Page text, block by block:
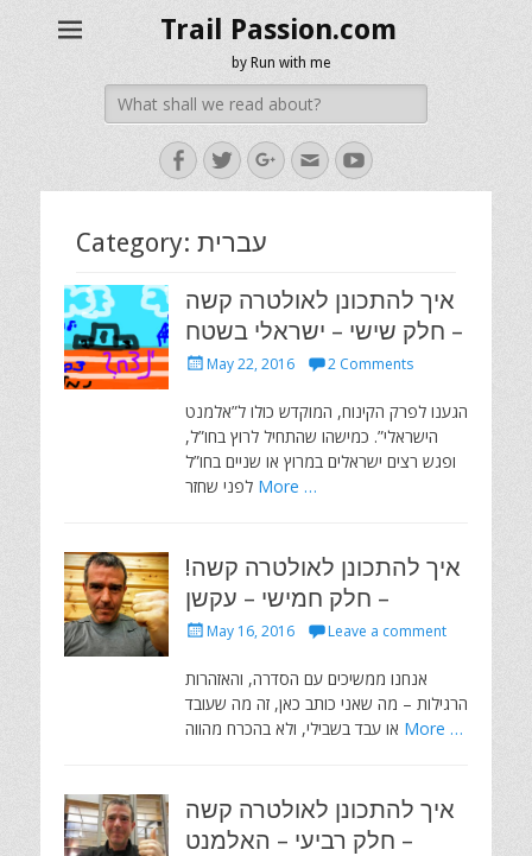
Trail Passion.com
by Run with me
Search
for:
Facebook
TwitterGoogleplus
EmailYouTube
Category: עברית
איך להתכונן לאולטרה קשה
– חלק שישי – ישראלי בשטח
PostedMay 22, 2016 2 Comments
הגענו לפרק הקינוח, המוקדש כולו ל”אלמנט
הישראלי”. כמישהו שהתחיל לרוץ בחו”ל,
ופגש רצים ישראלים במרוץ או שניים בחו”ל
More …
!איך להתכונן לאולטרה קשה
– חלק חמישי – עקשן
PostedMay 16, 2016 Leave a comment
אנחנו ממשיכים עם הסדרה, והאזהרות
הרגילות – מה שאני כותב כאן, זה מה שעובד
More …
איך להתכונן לאולטרה קשה
– חלק רביעי – האלמנט